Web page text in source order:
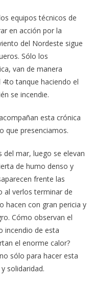
equipos técnicos de
en acción por la
del Nordeste sigue
Sólo los
van de manera
tanque haciendo el
se incendie.
esta crónica
que presenciamos.
del mar, luego se elevan
de humo denso y
frente las
al verlos terminar de
hacen con gran pericia y
Cómo observan el
incendio de esta
el enorme calor?
sólo para hacer esta
solidaridad.